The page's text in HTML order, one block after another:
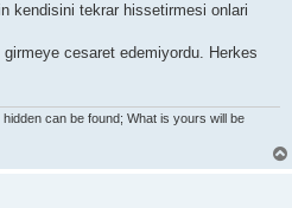
kendisini tekrar hissetirmesi onlari
cesaret edemiyordu. Herkes
can be found; What is yours will be